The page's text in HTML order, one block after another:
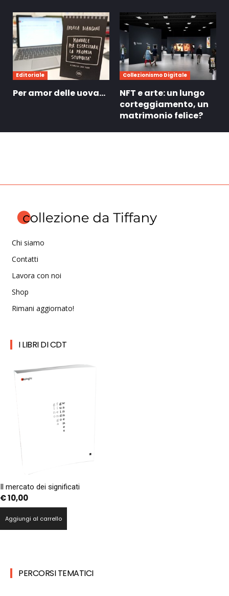
Editoriale
Per amor delle uova…
Collezionismo Digitale
NFT e arte: un lungo
corteggiamento, un
matrimonio felice?
Chi siamo
Contatti
Lavora con noi
Shop
Rimani aggiornato!
I LIBRI DI CDT
Il mercato dei significati
€10,00
Aggiungi al carrello
PERCORSI TEMATICI